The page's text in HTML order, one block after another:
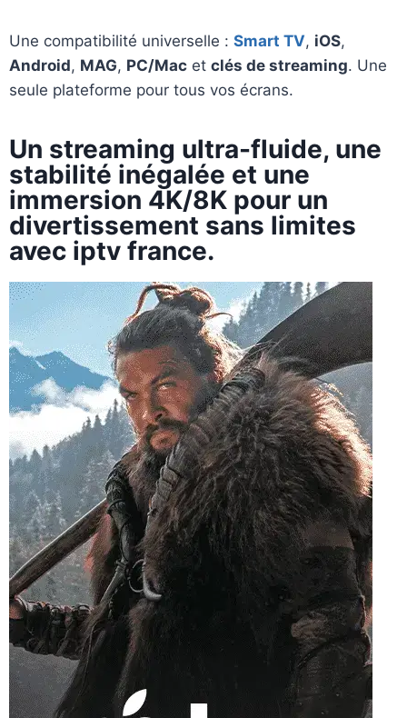
Une compatibilité universelle : Smart TV, iOS,
Android, MAG, PC/Mac et clés de streaming. Une
seule plateforme pour tous vos écrans.
Un streaming ultra-fluide, une
stabilité inégalée et une
immersion 4K/8K pour un
divertissement sans limites
avec iptv france.